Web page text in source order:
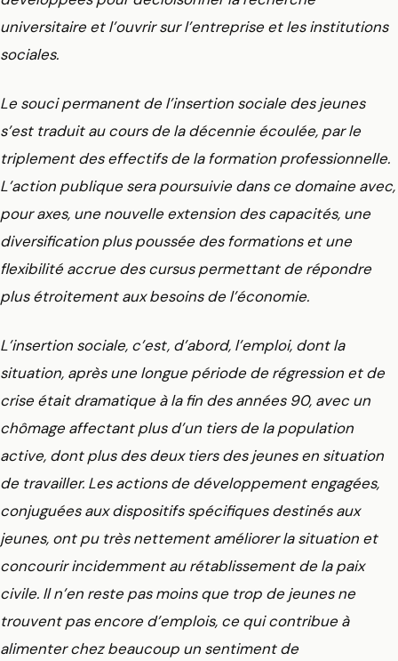
universitaire et l’ouvrir sur l’entreprise et les institutions
sociales.
Le souci permanent de l’insertion sociale des jeunes
s’est traduit au cours de la décennie écoulée, par le
triplement des effectifs de la formation professionnelle.
L’action publique sera poursuivie dans ce domaine avec,
pour axes, une nouvelle extension des capacités, une
diversification plus poussée des formations et une
flexibilité accrue des cursus permettant de répondre
plus étroitement aux besoins de l’économie.
L’insertion sociale, c’est, d’abord, l’emploi, dont la
situation, après une longue période de régression et de
crise était dramatique à la fin des années 90, avec un
chômage affectant plus d’un tiers de la population
active, dont plus des deux tiers des jeunes en situation
de travailler. Les actions de développement engagées,
conjuguées aux dispositifs spécifiques destinés aux
jeunes, ont pu très nettement améliorer la situation et
concourir incidemment au rétablissement de la paix
civile. Il n’en reste pas moins que trop de jeunes ne
trouvent pas encore d’emplois, ce qui contribue à
alimenter chez beaucoup un sentiment de